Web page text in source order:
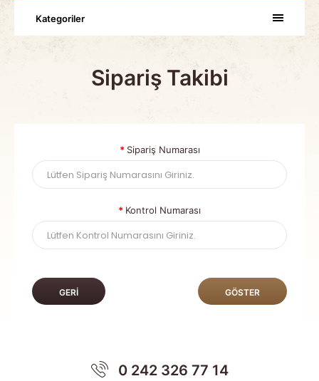
Kategoriler
Sipariş Takibi
Sipariş Numarası
Kontrol Numarası
GERI
0 242 326 77 14